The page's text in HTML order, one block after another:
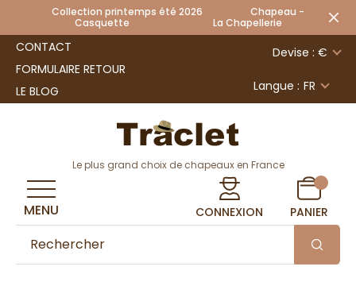
Collection printemps été 2026 Chapeau -
Casquette La Chapellerie
CONTACT
FORMULAIRE RETOUR
LE BLOG
Devise : €
Langue : FR
Le plus grand choix de chapeaux en France
CONNEXION PANIER
MENU